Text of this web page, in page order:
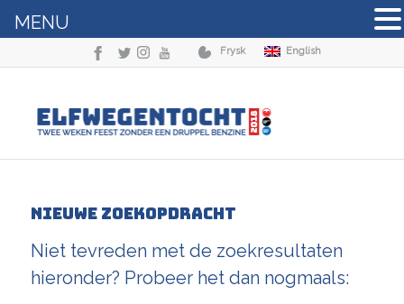
Frysk English
Nieuwe zoekopdracht
Niet tevreden met de zoekresultaten
hieronder? Probeer het dan nogmaals:
MENU